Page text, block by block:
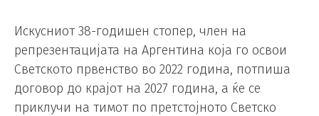
Искусниот 38-годишен стопер, член на
репрезентацијата на Аргентина која го освои
Светското првенство во 2022 година, потпиша
договор до крајот на 2027 година, а ќе се
приклучи на тимот по претстојното Светско